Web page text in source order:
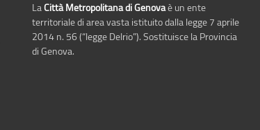
LaCittà Metropolitana di Genovaè un ente
territoriale di area vasta istituito dalla legge 7 aprile
2014 n. 56 (“legge Delrio”). Sostituisce la Provincia
di Genova.